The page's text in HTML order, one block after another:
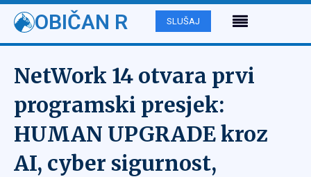
OBIČAN R SLUŠAJ
NetWork 14 otvara prvi
programski presjek:
HUMAN UPGRADE kroz
AI, cyber sigurnost,